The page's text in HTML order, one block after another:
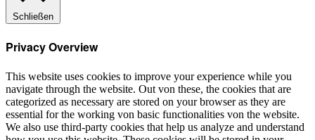
Schließen
Privacy Overview
This website uses cookies to improve your experience while you
navigate through the website. Out von these, the cookies that are
categorized as necessary are stored on your browser as they are
essential for the working von basic functionalities von the website.
We also use third-party cookies that help us analyze and understand